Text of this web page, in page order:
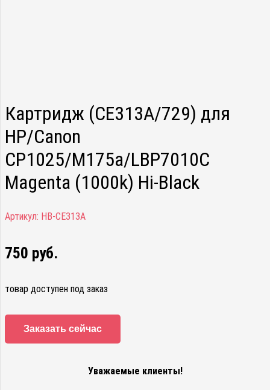
Картридж (CE313A/729) для
HP/Canon
CP1025/M175a/LBP7010C
Magenta (1000k) Hi-Black
Артикул: HB-CE313A
750 руб.
товар доступен под заказ
Заказать сейчас
Уважаемые клиенты!